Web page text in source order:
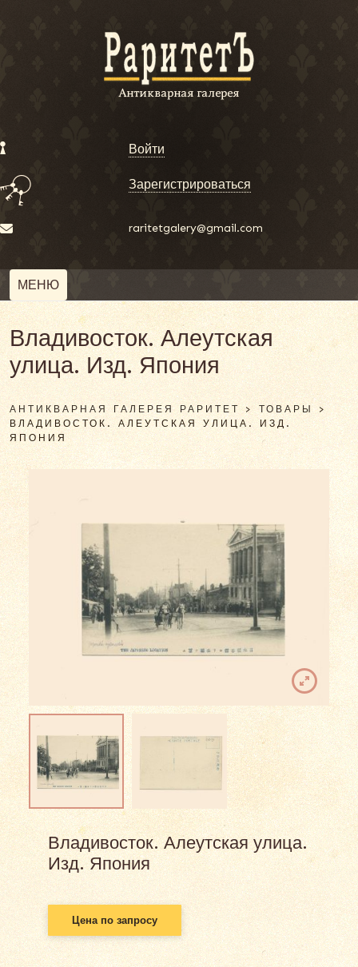
Войти
Зарегистрироваться
raritetgalery@gmail.com
МЕНЮ
Владивосток. Алеутская
улица. Изд. Япония
АНТИКВАРНАЯ ГАЛЕРЕЯ РАРИТЕТ > ТОВАРЫ >
ВЛАДИВОСТОК. АЛЕУТСКАЯ УЛИЦА. ИЗД.
ЯПОНИЯ
Владивосток. Алеутская улица.
Изд. Япония
Цена по запросу